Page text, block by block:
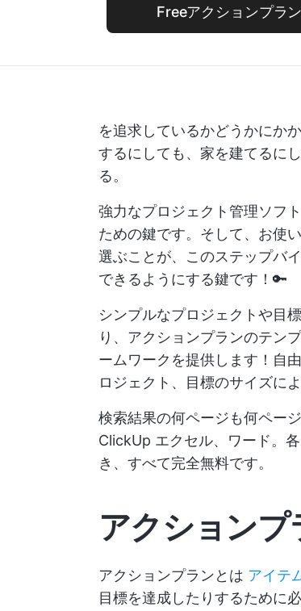
Freeアクションプラ
を追求しているかどうかにか
するにしても、家を建てるに
る。
強力なプロジェクト管理ソフ
ための鍵です。そして、お使
選ぶことが、このステップバ
できるようにする鍵です！🔑
シンプルなプロジェクトや目
り、アクションプランのテン
ームワークを提供します！自
ロジェクト、目標のサイズに
検索結果の何ページも何ペー
ClickUp エクセル、ワード。
き、すべて完全無料です。
アクションプ
アクションプランとは アイテ
目標を達成したりするために